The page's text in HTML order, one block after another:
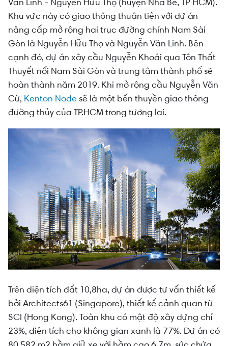
Khu vực này có giao thông thuận tiện với dự án
nâng cấp mở rộng hai trục đường chính Nam Sài
Gòn là Nguyễn Hữu Thọ và Nguyễn Văn Linh. Bên
cạnh đó, dự án xây cầu Nguyễn Khoái qua Tôn Thất
Thuyết nối Nam Sài Gòn và trung tâm thành phố sẽ
hoàn thành năm 2019. Khi mở rộng cầu Nguyễn Văn
Cừ, Kenton Node sẽ là một bến thuyền giao thông
đường thủy của TP.HCM trong tương lai.
Trên diện tích đất 10,8ha, dự án được tư vấn thiết kế
bởi Architects61 (Singapore), thiết kế cảnh quan từ
SCI (Hong Kong). Toàn khu có mật độ xây dựng chỉ
23%, diện tích cho không gian xanh là 77%. Dự án có